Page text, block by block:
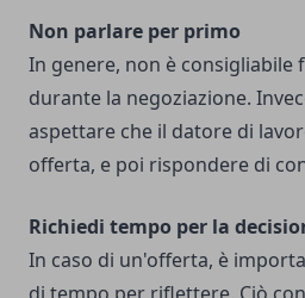
Non parlare per primo
In genere, non è consigliabile
durante la negoziazione.
aspettare che il datore di
offerta, e poi rispondere di
Richiedi tempo per la
In caso di un'offerta, è